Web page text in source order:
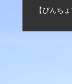
【ぴんち